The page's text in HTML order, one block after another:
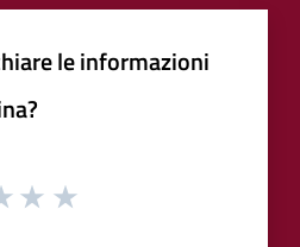
le informazioni